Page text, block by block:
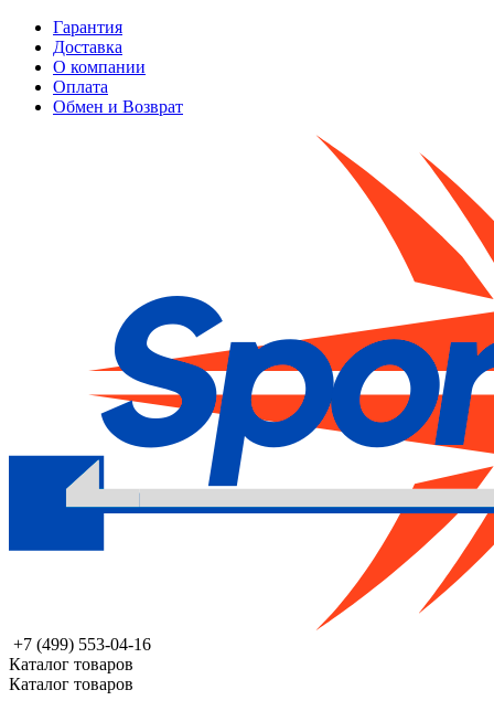
Гарантия
Доставка
О компании
Оплата
Обмен и Возврат
+7 (499) 553-04-16
Каталог товаров
Каталог товаров